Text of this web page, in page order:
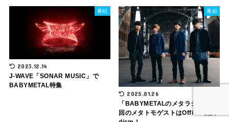
番組
2023.12.14
J-WAVE「SONAR MUSIC」で
BABYMETAL特集
番組
2025.01.26
「BABYMETALのメタラジ！」次
回のメタトモゲストはOfficial髭男